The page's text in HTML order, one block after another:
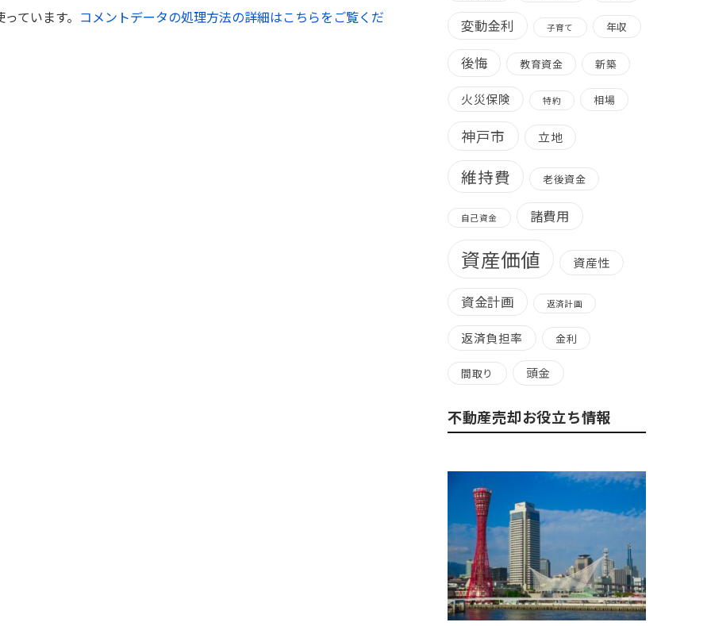
ています。 コメントデータの処理方法の詳細はこちらをご覧くだ 変動金利 子育て 年収
後悔 教育資金 新築
火災保険 特約 相場
神戸市 立地
維持費 老後資金
自己資金 諸費用
資産価値 資産性
資金計画 返済計画
返済負担率 金利
間取り 頭金
不動産売却お役立ち情報